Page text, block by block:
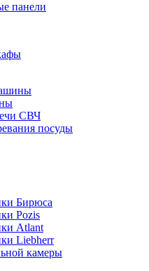
панели
СВЧ
посуды
Бирюса
Pozis
Atlant
Liebherr
камеры